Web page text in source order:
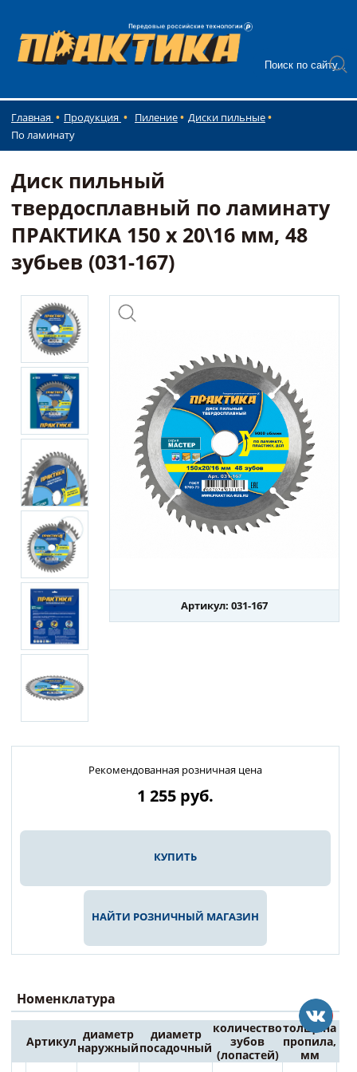
Главная Продукция Пиление
Диски пильные
По ламинату
Диск пильный
твердосплавный по ламинату
ПРАКТИКА 150 х 20\16 мм, 48
зубьев (031-167)
Артикул: 031-167
Рекомендованная розничная цена
1 255 руб.
КУПИТЬ
НАЙТИ РОЗНИЧНЫЙ МАГАЗИН
Номенклатура
Артикул диаметр
наружный
диаметр
посадочный
количество
зубов
(лопастей)
толщина
пропила,
мм